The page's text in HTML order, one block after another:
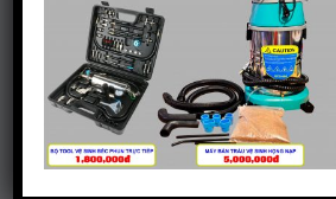
– Với 3 lỗ trên chân cảo để thay đổi
– Miệng cảo được vát mỏng để dễ